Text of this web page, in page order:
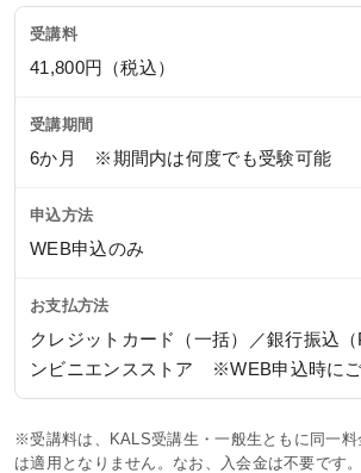
KALSメディア
生命科学 特別講義動画
資料請求／
デジタルパンフレット
講座説明動画
講義サンプル動画
受講料
41,800円（税込）
受講期間
6か月 ※期間内は何度でも受験可能
申込方法
WEB申込のみ
お支払方法
クレジットカード（一括）／銀行振込
ンビニエンスストア ※WEB申込時に
※受講料は、KALS受講生・一般生ともに同一
は適用となりません。なお、入会金は不要です。